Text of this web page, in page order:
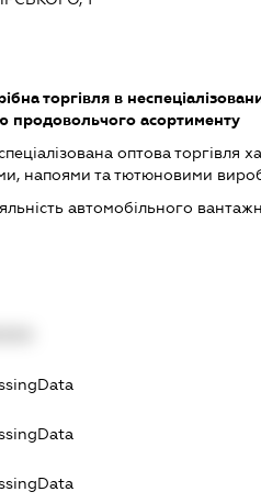
торгівля в
продовольчого асортименту
оптова торгівля
напоями та тютюновими
автомобільного